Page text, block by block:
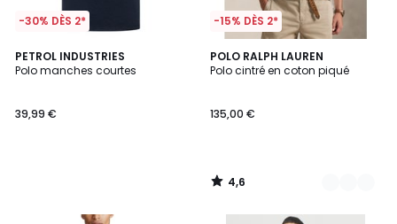
-30% DÈS 2*
PETROL INDUSTRIES
Polo manches courtes
39,99 €
-15% DÈS 2*
POLO RALPH LAUREN
Polo cintré en coton piqué
135,00 €
4,6
/ 5
2
Couleurs
4,6
/